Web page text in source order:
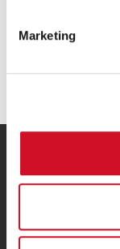
Marketing
Stieglbrauerei